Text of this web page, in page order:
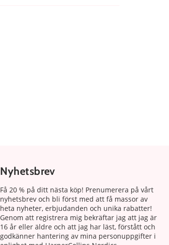
Nyhetsbrev
Få 20 % på ditt nästa köp! Prenumerera på vårt
nyhetsbrev och bli först med att få massor av
heta nyheter, erbjudanden och unika rabatter!
Genom att registrera mig bekräftar jag att jag är
16 år eller äldre och att jag har läst, förstått och
godkänner hantering av mina personuppgifter i